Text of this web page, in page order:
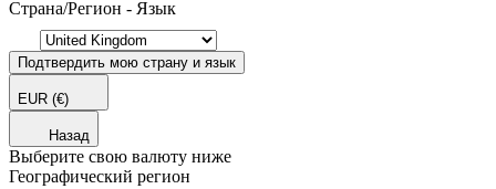
Страна/Регион - Язык
Подтвердить мою страну и язык
EUR (€)
Назад
Выберите свою валюту ниже
Географический регион